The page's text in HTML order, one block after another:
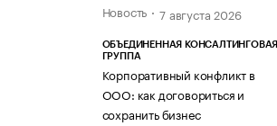
Новость
7 августа 2026
ОБЪЕДИНЕННАЯ КОНСАЛТИНГОВАЯ
ГРУППА
Корпоративный конфликт в
ООО: как договориться и
сохранить бизнес